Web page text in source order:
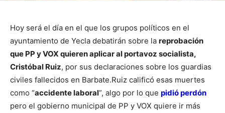
Hoy será el día en el que los grupos políticos en el
ayuntamiento de Yecla debatirán sobre la reprobación
que PP y VOX quieren aplicar al portavoz socialista,
Cristóbal Ruiz, por sus declaraciones sobre los guardias
civiles fallecidos en Barbate.Ruiz calificó esas muertes
como “accidente laboral”, algo por lo que pidió perdón
pero el gobierno municipal de PP y VOX quiere ir más